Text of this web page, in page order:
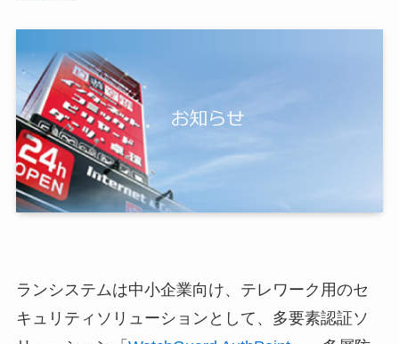
ランシステムは中小企業向け、テレワーク用のセ
キュリティソリューションとして、多要素認証ソ